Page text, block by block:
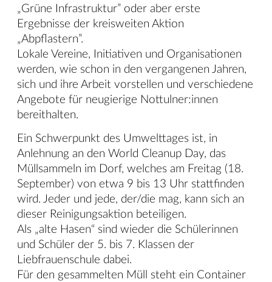
„Grüne Infrastruktur” oder aber erste
Ergebnisse der kreisweiten Aktion
„Abpflastern”.
Lokale Vereine, Initiativen und Organisationen
werden, wie schon in den vergangenen Jahren,
sich und ihre Arbeit vorstellen und verschiedene
Angebote für neugierige Nottulner:innen
bereithalten.
Ein Schwerpunkt des Umwelttages ist, in
Anlehnung an den World Cleanup Day, das
Müllsammeln im Dorf, welches am Freitag (18.
September) von etwa 9 bis 13 Uhr stattfinden
wird. Jeder und jede, der/die mag, kann sich an
dieser Reinigungsaktion beteiligen.
Als „alte Hasen“ sind wieder die Schülerinnen
und Schüler der 5. bis 7. Klassen der
Liebfrauenschule dabei.
Für den gesammelten Müll steht ein Container